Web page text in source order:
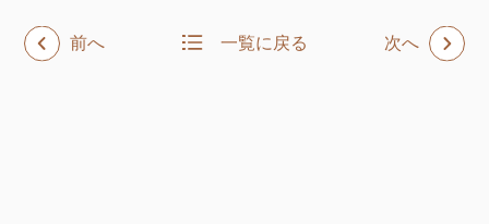
前へ 一覧に戻る 次へ